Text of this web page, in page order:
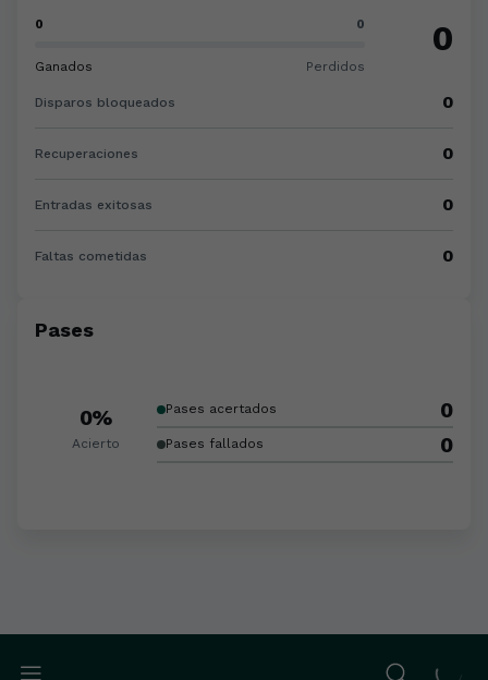
0 0
Ganados Perdidos
0
Disparos bloqueados 0
Recuperaciones 0
Entradas exitosas 0
Faltas cometidas 0
Pases
0%
Acierto
Pases acertados 0
Pases fallados 0